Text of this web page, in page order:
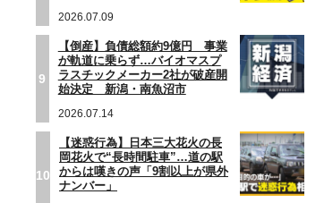
2026.07.09
9
【倒産】負債総額約9億円 事業
が軌道に乗らず…バイオマスプ
ラスチックメーカー2社が破産開
始決定 新潟・南魚沼市
2026.07.14
10
【迷惑行為】日本三大花火の長
岡花火で“長時間駐車”…道の駅
からは嘆きの声「9割以上が県外
ナンバー」